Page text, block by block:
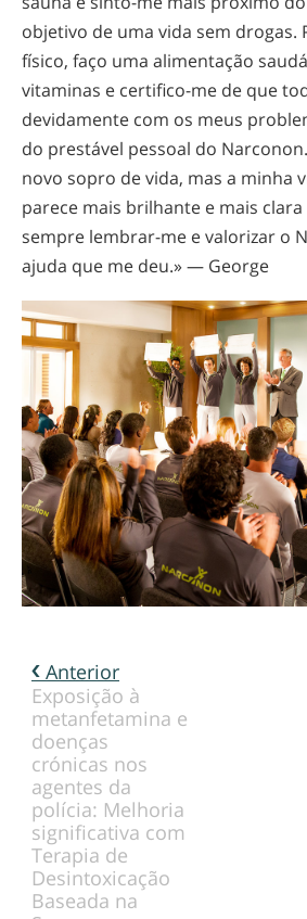
objetivo de uma vida sem drogas.
físico, faço uma alimentação
vitaminas e certifico-me de que
devidamente com os meus
do prestável pessoal do
novo sopro de vida, mas a minha
parece mais brilhante e mais
sempre lembrar-me e valorizar o
ajuda que me deu.» — George
Anterior
Exposição à
metanfetamina e
doenças
crónicas nos
agentes da
polícia: Melhoria
significativa com
Terapia de
Desintoxicação
Baseada na